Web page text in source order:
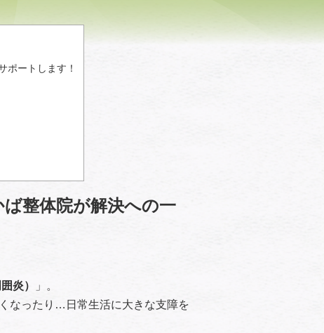
ポートします！
ば整体院が解決への一
炎）
」。
なったり…日常生活に大きな支障を